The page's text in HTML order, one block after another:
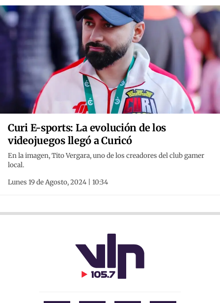
Curi E-sports: La evolución de los
videojuegos llegó a Curicó
En la imagen, Tito Vergara, uno de los creadores del club gamer
local.
Lunes 19 de Agosto, 2024 | 10:34